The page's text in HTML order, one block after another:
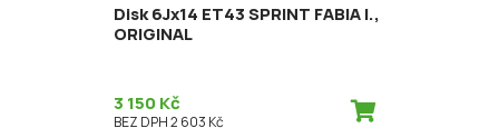
Disk 6Jx14 ET43 SPRINT FABIA I.,
ORIGINAL
3 150 Kč
BEZ DPH 2 603 Kč